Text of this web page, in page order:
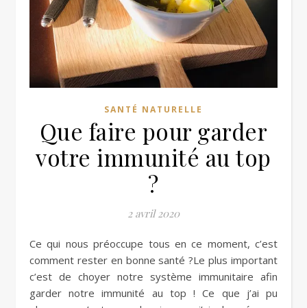
SANTÉ NATURELLE
Que faire pour garder
votre immunité au top
?
2 avril 2020
Ce qui nous préoccupe tous en ce moment, c’est
comment rester en bonne santé ?Le plus important
c’est de choyer notre système immunitaire afin
garder notre immunité au top ! Ce que j’ai pu